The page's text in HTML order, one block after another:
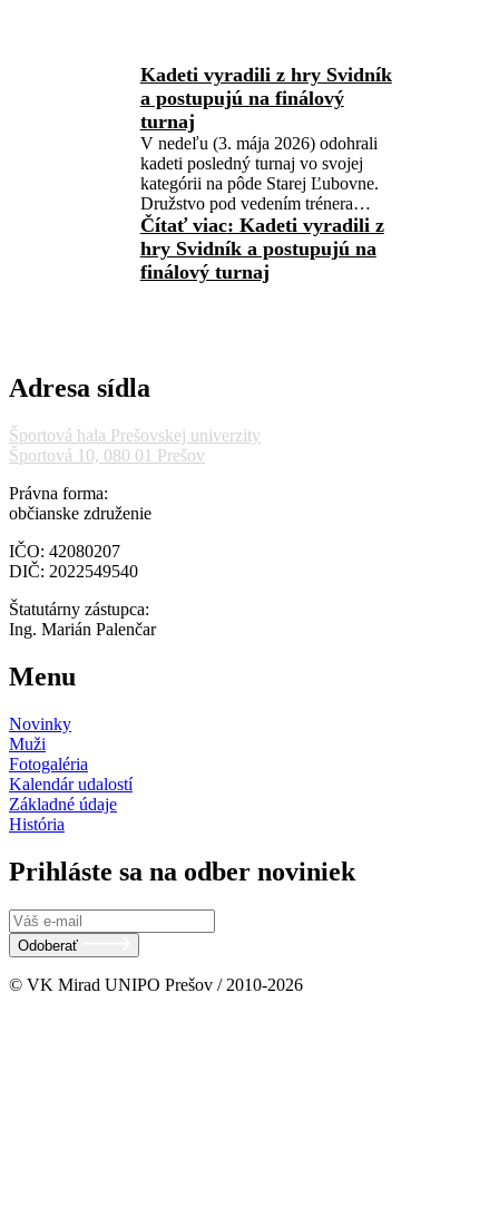
Kadeti vyradili z hry Svidník
a postupujú na finálový
turnaj
V nedeľu (3. mája 2026) odohrali
kadeti posledný turnaj vo svojej
kategórii na pôde Starej Ľubovne.
Družstvo pod vedením trénera…
Čítať viac: Kadeti vyradili z
hry Svidník a postupujú na
finálový turnaj
Adresa sídla
Športová hala Prešovskej univerzity
Športová 10, 080 01 Prešov
Právna forma:
občianske združenie
IČO: 42080207
DIČ: 2022549540
Štatutárny zástupca:
Ing. Marián Palenčar
Menu
Novinky
Muži
Fotogaléria
Kalendár udalostí
Základné údaje
História
Prihláste sa na odber noviniek
Odoberať
© VK Mirad UNIPO Prešov / 2010-2026